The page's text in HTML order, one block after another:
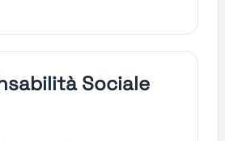
Sociale